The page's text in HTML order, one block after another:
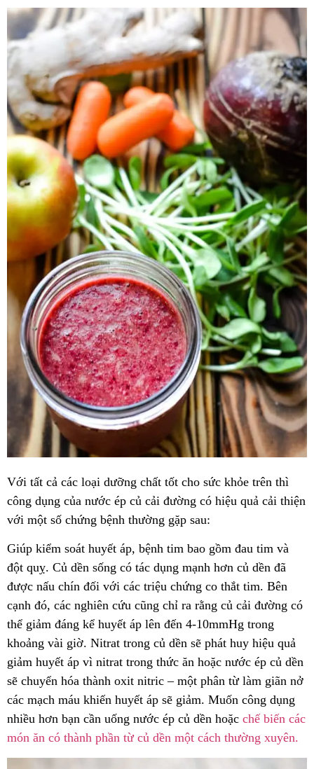
Với tất cả các loại dưỡng chất tốt cho sức khỏe trên thì
công dụng của nước ép củ cải đường có hiệu quả cải thiện
với một số chứng bệnh thường gặp sau:
Giúp kiểm soát huyết áp, bệnh tim bao gồm đau tim và
đột quỵ. Củ dền sống có tác dụng mạnh hơn củ dền đã
được nấu chín đối với các triệu chứng co thắt tim. Bên
cạnh đó, các nghiên cứu cũng chỉ ra rằng củ cải đường có
thể giảm đáng kể huyết áp lên đến 4-10mmHg trong
khoảng vài giờ. Nitrat trong củ dền sẽ phát huy hiệu quả
giảm huyết áp vì nitrat trong thức ăn hoặc nước ép củ dền
sẽ chuyển hóa thành oxit nitric – một phân từ làm giãn nở
các mạch máu khiến huyết áp sẽ giảm. Muốn công dụng
nhiều hơn bạn cần uống nước ép củ dền hoặc chế biến các
món ăn có thành phần từ củ dền một cách thường xuyên.